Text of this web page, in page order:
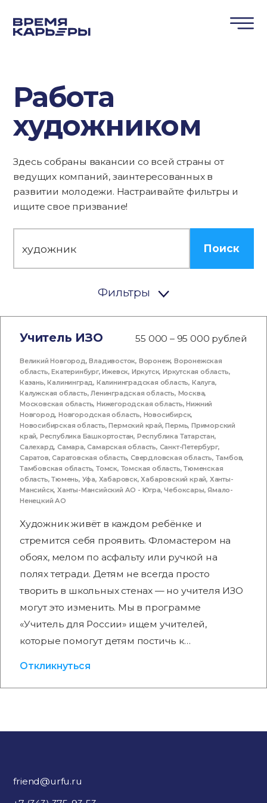
Работа
художником
Здесь собраны вакансии со всей страны от
ведущих компаний, заинтересованных в
развитии молодежи. Настраивайте фильтры и
ищите свое призвание!
Поиск
Фильтры
Учитель ИЗО 55 000 – 95 000 рублей
Великий Новгород,Владивосток, Воронеж,Воронежская
область,Екатеринбург,Ижевск, Иркутск,Иркутская область,
Казань,Калининград, Калининградская область, Калуга,
Калужская область,Ленинградская область, Москва,
Московская область,Нижегородская область,Нижний
Новгород,Новгородская область, Новосибирск,
Новосибирская область,Пермский край,Пермь,Приморский
край, Республика Башкортостан, Республика Татарстан,
Салехард,Самара,Самарская область, Санкт-Петербург,
Саратов,Саратовская область,Свердловская область, Тамбов,
Тамбовская область,Томск, Томская область,Тюменская
область,Тюмень, Уфа, Хабаровск,Хабаровский край, Ханты-
Мансийск,Ханты-Мансийский АО - Югра,Чебоксары,Ямало-
Ненецкий АО
Художник живёт в каждом ребёнке и
стремится себя проявить. Фломастером на
обоях, мелом по асфальту или ручкой на
полях тетради. Детям не всегда просто
творить в школьных стенах — но учителя ИЗО
могут это изменить. Мы в программе
«Учитель для России» ищем учителей,
которые помогут детям постичь к…
Откликнуться
friend@urfu.ru